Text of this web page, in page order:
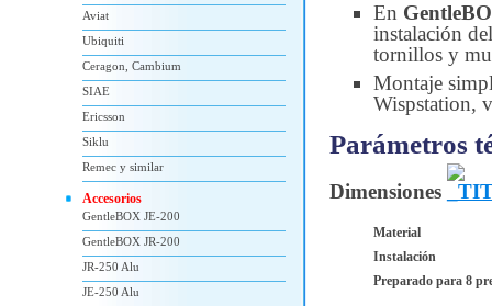
En
instalación
tornillos y
Montaje
Wispstation,
Parámetros
Dimensiones
Material
Instalación
Preparado para 8
Aviat
Ubiquiti
Ceragon, Cambium
SIAE
Ericsson
Siklu
Remec y similar
Accesorios
GentleBOX JE-200
GentleBOX JR-200
JR-250 Alu
JE-250 Alu